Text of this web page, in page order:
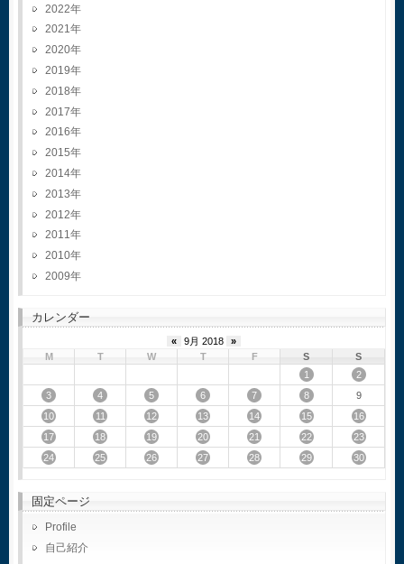
2022
2021
2020
2019
2018
2017
2016
2015
2014
2013
2012
2011
2010
2009
カレンダー
« 9月 2018
»
M
T W T F S
S
1
2
3
4 5 6 7 8
9
10
11 12 13 14 15
16
17
18 19 20 21 22
23
24
25 26 27 28 29 30
固定ページ
Profile
自己紹介